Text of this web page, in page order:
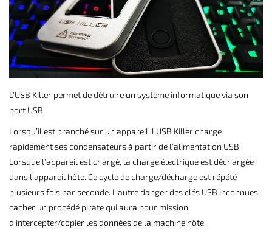
L’USB Killer permet de détruire un système informatique via son
port USB
Lorsqu’il est branché sur un appareil, l’USB Killer charge
rapidement ses condensateurs à partir de l’alimentation USB.
Lorsque l’appareil est chargé, la charge électrique est déchargée
dans l’appareil hôte. Ce cycle de charge/décharge est répété
plusieurs fois par seconde. L’autre danger des clés USB inconnues,
cacher un procédé pirate qui aura pour mission
d’intercepter/copier les données de la machine hôte.